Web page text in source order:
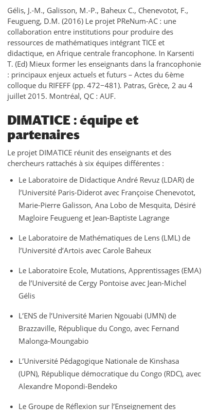
Gélis, J.-M., Galisson, M.-P., Baheux C., Chenevotot, F.,
Feugueng, D.M. (2016) Le projet PReNum-AC : une
collaboration entre institutions pour produire des
ressources de mathématiques intégrant TICE et
didactique, en Afrique centrale francophone. In Karsenti
T. (Ed) Mieux former les enseignants dans la francophonie
: principaux enjeux actuels et futurs – Actes du 6ème
colloque du RIFEFF (pp. 472−481). Patras, Grèce, 2 au 4
juillet 2015. Montréal, QC : AUF.
DIMATICE : équipe et
partenaires
Le projet DIMATICE réunit des enseignants et des
chercheurs rattachés à six équipes différentes :
Le Laboratoire de Didactique André Revuz (LDAR) de
l’Université Paris-Diderot avec Françoise Chenevotot,
Marie-Pierre Galisson, Ana Lobo de Mesquita, Désiré
Magloire Feugueng et Jean-Baptiste Lagrange
Le Laboratoire de Mathématiques de Lens (LML) de
l’Université d’Artois avec Carole Baheux
Le Laboratoire Ecole, Mutations, Apprentissages (EMA)
de l’Université de Cergy Pontoise avec Jean-Michel
Gélis
L’ENS de l’Université Marien Ngouabi (UMN) de
Brazzaville, République du Congo, avec Fernand
Malonga-Moungabio
L’Université Pédagogique Nationale de Kinshasa
(UPN), République démocratique du Congo (RDC), avec
Alexandre Mopondi-Bendeko
Le Groupe de Réflexion sur l’Enseignement des